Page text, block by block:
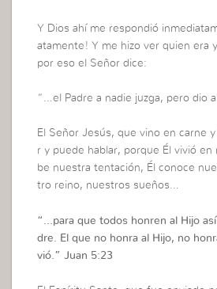
Y Dios ahí me respondió
atamente! Y me hizo ver quien era
por eso el Señor dice:
“…el Padre a nadie juzga, pero dio
El Señor Jesús, que vino en carne
r y puede hablar, porque Él vivió en
be nuestra tentación, Él conoce
tro reino, nuestros sueños…
“…para que todos honren al Hijo
dre. El que no honra al Hijo, no
vió.” Juan 5:23